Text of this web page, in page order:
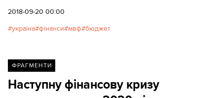
2018-09-20 00:00
україна фінанси мвф бюджет
ФРАГМЕНТИ
Наступну фінансову кризу